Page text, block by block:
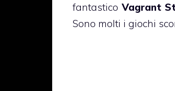
fantasticoVagrant
Sono molti i giochi